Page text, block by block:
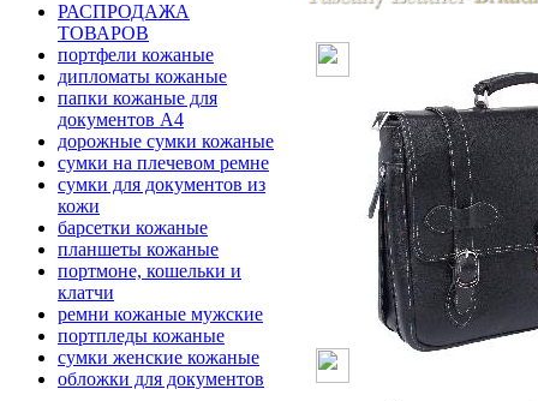
РАСПРОДАЖА
ТОВАРОВ
портфели кожаные
дипломаты кожаные
папки кожаные для
документов А4
дорожные сумки кожаные
сумки на плечевом ремне
сумки для документов из
кожи
барсетки кожаные
планшеты кожаные
портмоне, кошельки и
клатчи
ремни кожаные мужские
портпледы кожаные
сумки женские кожаные
обложки для документов